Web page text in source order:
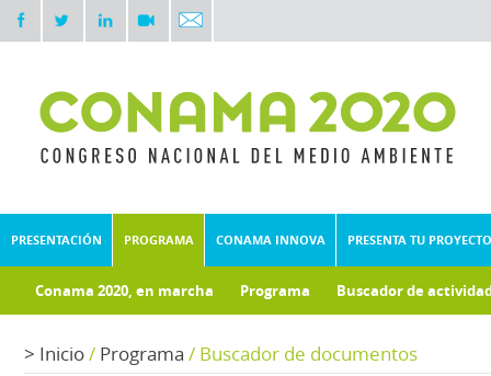
PRESENTACIÓN PROGRAMA CONAMA INNOVA PRESENTA TU PROYECTO
Conama 2020, en marcha Programa Buscador de
> Inicio/ Programa / Buscador de documentos